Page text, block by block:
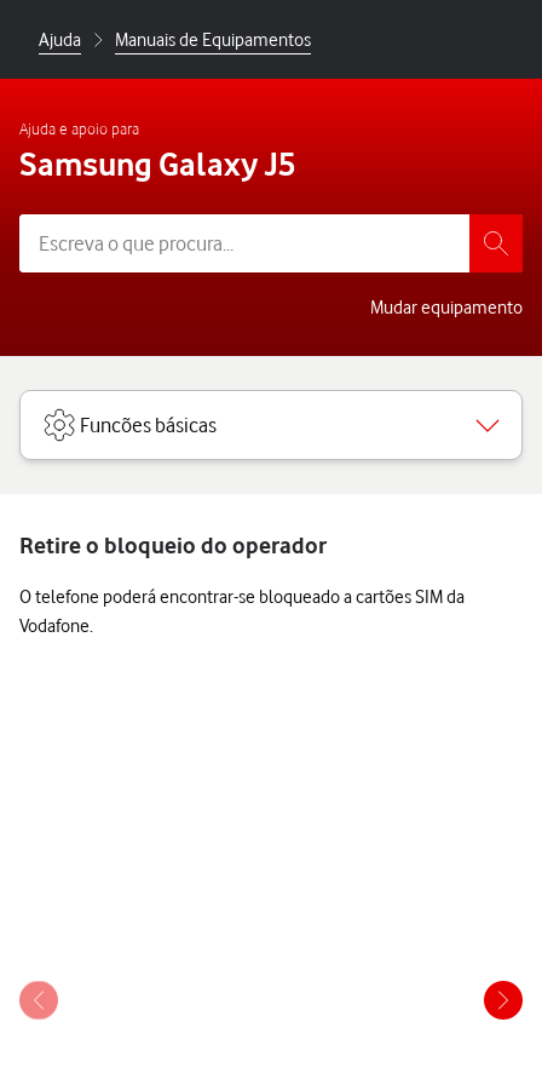
Ajuda Manuais de Equipamentos
Ajuda e apoio para
Samsung Galaxy J5
Mudar equipamento
Funcões básicas
Retire o bloqueio do operador
O telefone poderá encontrar-se bloqueado a cartões SIM da
Vodafone.